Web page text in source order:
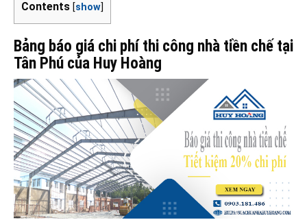
Contents [show]
Bảng báo giá chi phí thi công nhà tiền chế tại
Tân Phú của Huy Hoàng